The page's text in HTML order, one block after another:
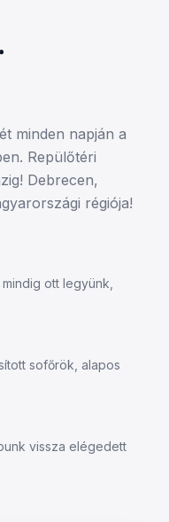
minden napján a
Repülőtéri
Debrecen,
régiója!
ott legyünk,
sofőrök, alapos
vissza elégedett